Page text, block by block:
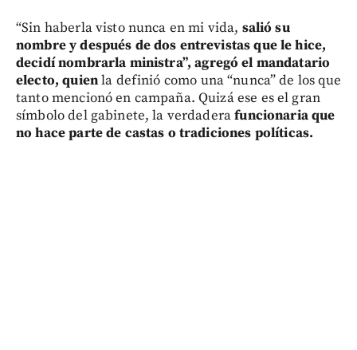
“Sin haberla visto nunca en mi vida, salió su
nombre y después de dos entrevistas que le hice,
decidí nombrarla ministra”, agregó el mandatario
electo, quienla definió como una “nunca” de los que
tanto mencionó en campaña. Quizá ese es el gran
símbolo del gabinete, la verdaderafuncionariaque
no hace parte de castas o tradiciones políticas.